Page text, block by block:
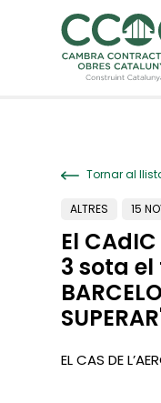
Tornar al
ALTRES 15
El
3 sota el
EL CAS DE